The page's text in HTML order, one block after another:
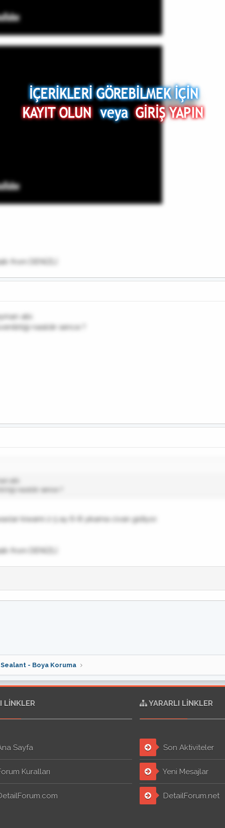
from DENİZLİ
abi.
nasıldır sence ?
abi.
nasıldır sence ?
kiwami 2-3 ay 6-8 yıkama civarı gidiyor.
from DENİZLİ
- Boya Koruma
LINKLER
Sayfa
Kuralları
YARARLI LINKLER
Son Aktiviteler
Yeni Mesajlar
DetailForum.net